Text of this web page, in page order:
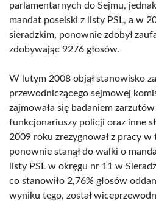
parlamentarnych do Sejmu,
mandat poselski z listy PSL, a w
sieradzkim, ponownie zdobył
zdobywając 9276 głosów.
W lutym 2008 objął stanowisko
przewodniczącego sejmowej
zajmowała się badaniem
funkcjonariuszy policji oraz inne
2009 roku zrezygnował z pracy
ponownie stanął do walki o
listy PSL w okręgu nr 11 w
co stanowiło 2,76% głosów
wyniku tego, został